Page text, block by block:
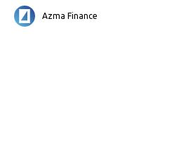
Azma Finance